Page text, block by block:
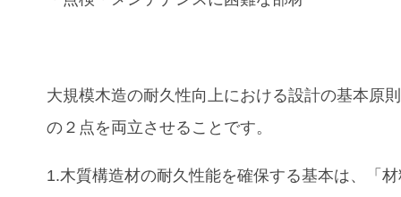
大規模木造の耐久性向上における設計の基本原
の２点を両立させることです。
1.木質構造材の耐久性能を確保する基本は、「